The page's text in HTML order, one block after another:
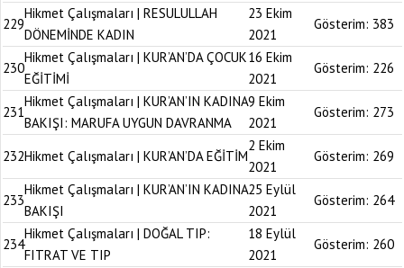
229
Hikmet Çalışmaları | RESULULLAH
DÖNEMİNDE KADIN
23 Ekim
2021
Gösterim: 383
230
Hikmet Çalışmaları | KUR’AN’DA ÇOCUK
EĞİTİMİ
16 Ekim
2021
Gösterim: 226
231
Hikmet Çalışmaları | KUR’AN’IN KADINA
BAKIŞI: MARUFA UYGUN DAVRANMA
9 Ekim
2021
Gösterim: 273
232Hikmet Çalışmaları | KUR’AN’DA EĞİTİM
2 Ekim
2021
Gösterim: 269
233
Hikmet Çalışmaları | KUR’AN’IN KADINA
BAKIŞI
25 Eylül
2021
Gösterim: 264
234
Hikmet Çalışmaları | DOĞAL TIP:
FITRAT VE TIP
18 Eylül
2021
Gösterim: 260